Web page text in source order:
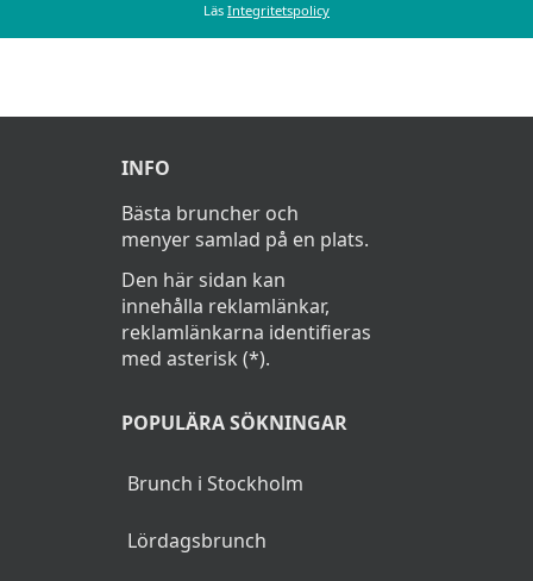
Läs Integritetspolicy
INFO
Bästa bruncher och
menyer samlad på en plats.
Den här sidan kan
innehålla reklamlänkar,
reklamlänkarna identifieras
med asterisk (*).
POPULÄRA SÖKNINGAR
Brunch i Stockholm
Lördagsbrunch